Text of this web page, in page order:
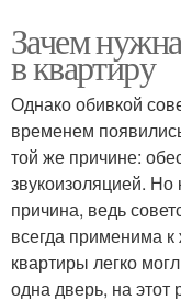
Зачем
в квартиру
Однако обивкой
временем
той же причине:
звукоизоляцией. Но
причина, ведь
всегда применима
квартиры легко
одна дверь, на этот